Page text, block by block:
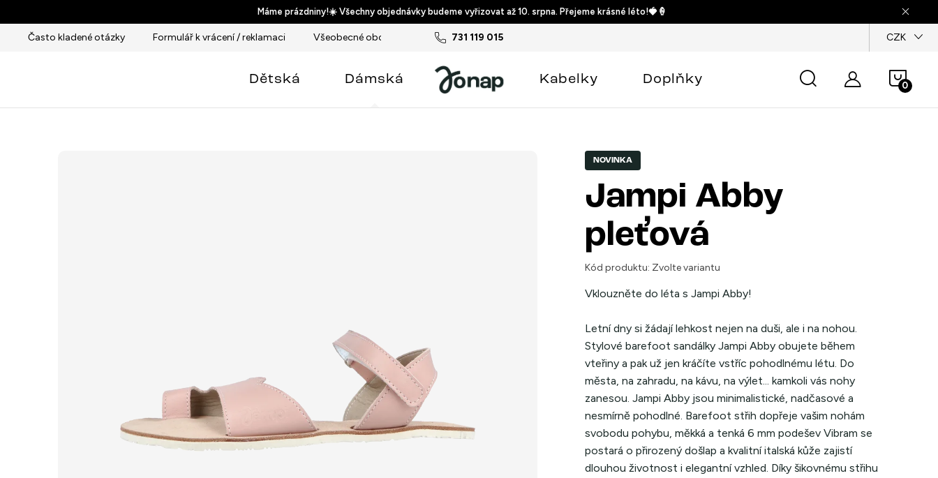
na
obsah
Máme prázdniny!☀️ Všechny objednávky budeme vyřizovat až 10. srpna. Přejeme krásné léto!🍓🍦
731 119 015
Často kladené otázky Formulář k vrácení / reklamaci Všeobecné obchodní podmínky Podmínky ochrany osobních údajů CZK
košík
Dětská Dámská Kabelky Doplňky
NOVINKA
Jampi Abby
pleťová
Kód produktu: Zvolte variantu
Vklouzněte do léta s Jampi Abby!
Letní dny si žádají lehkost nejen na duši, ale i na nohou.
Stylové barefoot sandálky Jampi Abby obujete během
vteřiny a pak už jen kráčíte vstříc pohodlnému létu. Do
města, na zahradu, na kávu, na výlet... kamkoli vás nohy
zanesou. Jampi Abby jsou minimalistické, nadčasové a
nesmírně pohodlné. Barefoot střih dopřeje vašim nohám
svobodu pohybu, měkká a tenká 6 mm podešev Vibram se
postará o přirozený došlap a kvalitní italská kůže zajistí
dlouhou životnost i elegantní vzhled. Díky šikovnému střihu